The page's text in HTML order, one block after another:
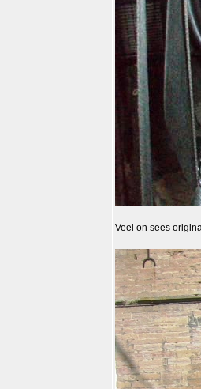
Veel on sees